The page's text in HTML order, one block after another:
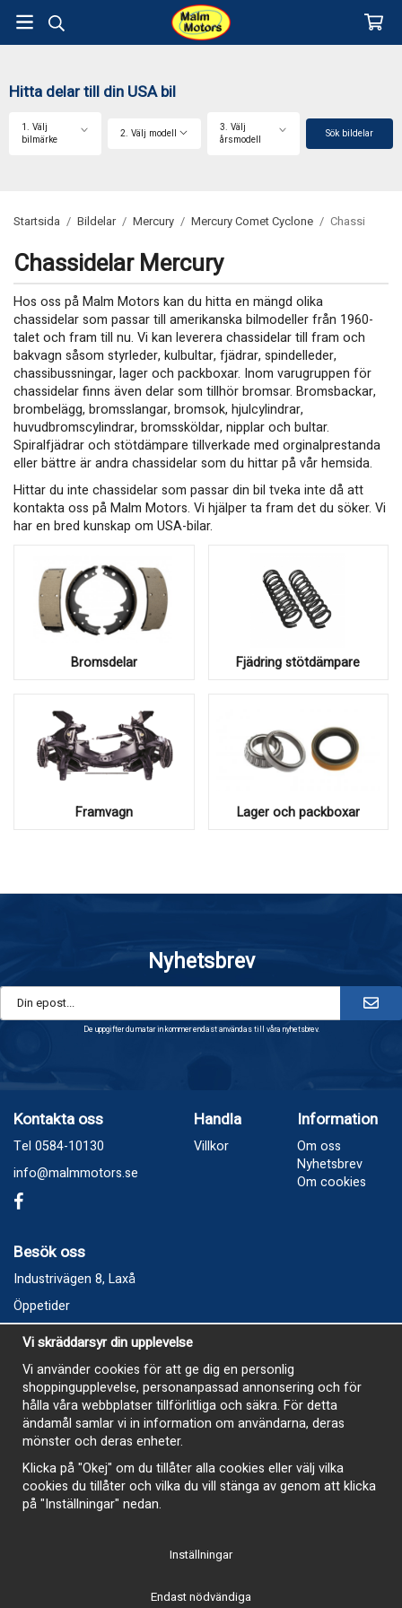
Hitta delar till din USA bil
1. Välj
bilmärke
2. Välj modell
3. Välj
årsmodell
Sök bildelar
Startsida / Bildelar / Mercury / Mercury Comet Cyclone / Chassi
Chassidelar Mercury
Hos oss på Malm Motors kan du hitta en mängd olika
chassidelar som passar till amerikanska bilmodeller från 1960-
talet och fram till nu. Vi kan leverera chassidelar till fram och
bakvagn såsom styrleder, kulbultar, fjädrar, spindelleder,
chassibussningar, lager och packboxar. Inom varugruppen för
chassidelar finns även delar som tillhör bromsar. Bromsbackar,
brombelägg, bromsslangar, bromsok, hjulcylindrar,
huvudbromscylindrar, bromssköldar, nipplar och bultar.
Spiralfjädrar och stötdämpare tillverkade med orginalprestanda
eller bättre är andra chassidelar som du hittar på vår hemsida.
Hittar du inte chassidelar som passar din bil tveka inte då att
kontakta oss på Malm Motors. Vi hjälper ta fram det du söker. Vi
har en bred kunskap om USA-bilar.
Bromsdelar Fjädring stötdämpare
Framvagn Lager och packboxar
Nyhetsbrev
De uppgifter du matar in kommer endast användas till våra nyhetsbrev.
Kontakta oss
Tel 0584-10130
info@malmmotors.se
Handla
Villkor
Information
Om oss
Nyhetsbrev
Om cookies
Besök oss
Industrivägen 8, Laxå
Öppetider
Vecka 32
Måndag kl 9-12, kl 13 - 15
Onsdag kl 9-12, kl 13 - 15
Tisdag, Tordag och Fredag stängt
E-Handelsbutiken är öppen och paket skickas hela
sommaren
Vi skräddarsyr din upplevelse
Vi använder cookies för att ge dig en personlig
shoppingupplevelse, personanpassad annonsering och för
hålla våra webbplatser tillförlitliga och säkra. För detta
ändamål samlar vi in information om användarna, deras
mönster och deras enheter.
Klicka på "Okej" om du tillåter alla cookies eller välj vilka
cookies du tillåter och vilka du vill stänga av genom att klicka
på "Inställningar" nedan.
Inställningar
Endast nödvändiga